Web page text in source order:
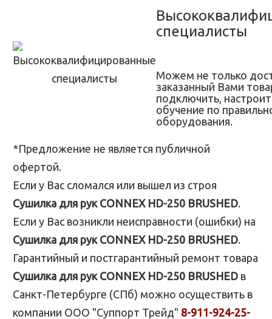
специалисты
Можем не только
заказанный Вами
подключить,
обучение по
оборудования.
*Предложение не является публичной
офертой.
Если у Вас сломался или вышел из строя
Сушилка для рук CONNEX HD-250 BRUSHED.
Если у Вас возникли неисправности (ошибки) на
Сушилка для рук CONNEX HD-250 BRUSHED.
Гарантийный и постгарантийный ремонт товара
Сушилка для рук CONNEX HD-250 BRUSHED в
Санкт-Петербурге (СПб) можно осуществить в
компании ООО "Суппорт Трейд" 8-911-924-25-